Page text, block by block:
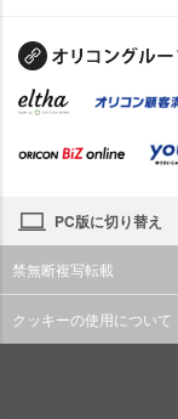
PC版に切り替え
禁無断複写転載
クッキーの使用について